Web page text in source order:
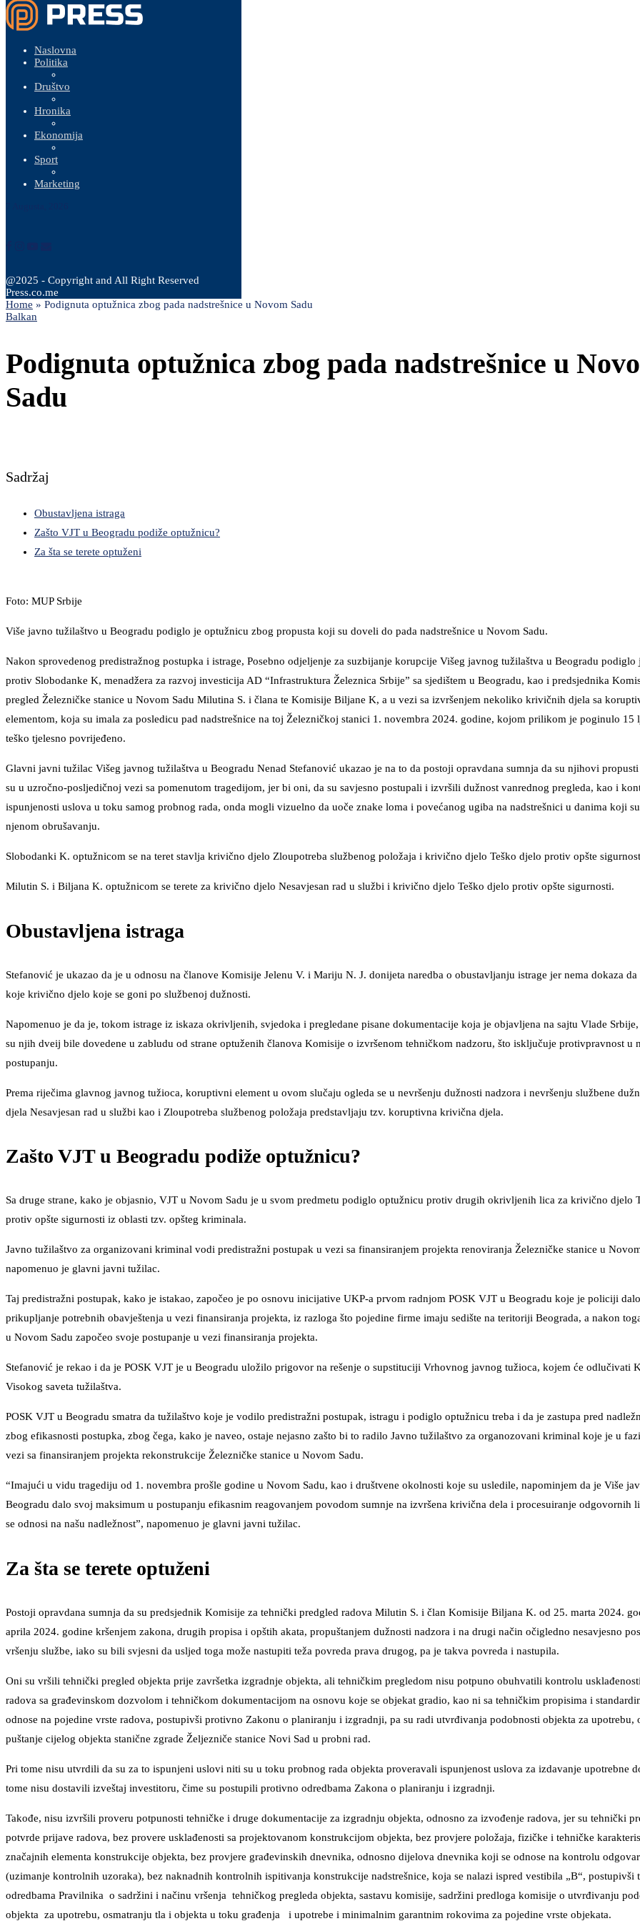
Naslovna
Politika
Društvo
Hronika
Ekonomija
Sport
Marketing
@2025 - Copyright and All Right Reserved
Press.co.me
Home » Podignuta optužnica zbog pada nadstrešnice u Novom Sadu
Balkan
Podignuta optužnica zbog pada nadstrešnice u
Sadu
Sadržaj
Obustavljena istraga
Zašto VJT u Beogradu podiže optužnicu?
Za šta se terete optuženi
Foto: MUP Srbije
Više javno tužilaštvo u Beogradu podiglo je optužnicu zbog propusta koji su doveli do pada nadstrešnice u Novom Sadu.
Nakon sprovedenog predistražnog postupka i istrage, Posebno odjeljenje za suzbijanje korupcije Višeg javnog tužilaštva u Beogradu podiglo
protiv Slobodanke K, menadžera za razvoj investicija AD “Infrastruktura Železnica Srbije” sa sjedištem u Beogradu, kao i predsjednika
pregled Železničke stanice u Novom Sadu Milutina S. i člana te Komisije Biljane K, a u vezi sa izvršenjem nekoliko krivičnih djela sa
elementom, koja su imala za posledicu pad nadstrešnice na toj Železničkoj stanici 1. novembra 2024. godine, kojom prilikom je poginulo 15
teško tjelesno povrijeđeno.
Glavni javni tužilac Višeg javnog tužilaštva u Beogradu Nenad Stefanović ukazao je na to da postoji opravdana sumnja da su njihovi
su u uzročno-posljedičnoj vezi sa pomenutom tragedijom, jer bi oni, da su savjesno postupali i izvršili dužnost vanrednog pregleda, kao i
ispunjenosti uslova u toku samog probnog rada, onda mogli vizuelno da uoče znake loma i povećanog ugiba na nadstrešnici u danima koji
njenom obrušavanju.
Slobodanki K. optužnicom se na teret stavlja krivično djelo Zloupotreba službenog položaja i krivično djelo Teško djelo protiv opšte
Milutin S. i Biljana K. optužnicom se terete za krivično djelo Nesavjesan rad u službi i krivično djelo Teško djelo protiv opšte sigurnosti.
Obustavljena istraga
Stefanović je ukazao da je u odnosu na članove Komisije Jelenu V. i Mariju N. J. donijeta naredba o obustavljanju istrage jer nema dokaza
koje krivično djelo koje se goni po službenoj dužnosti.
Napomenuo je da je, tokom istrage iz iskaza okrivljenih, svjedoka i pregledane pisane dokumentacije koja je objavljena na sajtu Vlade
su njih dveij bile dovedene u zabludu od strane optuženih članova Komisije o izvršenom tehničkom nadzoru, što isključuje protivpravnost u
postupanju.
Prema riječima glavnog javnog tužioca, koruptivni element u ovom slučaju ogleda se u nevršenju dužnosti nadzora i nevršenju službene
djela Nesavjesan rad u službi kao i Zloupotreba službenog položaja predstavljaju tzv. koruptivna krivična djela.
Zašto VJT u Beogradu podiže optužnicu?
Sa druge strane, kako je objasnio, VJT u Novom Sadu je u svom predmetu podiglo optužnicu protiv drugih okrivljenih lica za krivično djelo
protiv opšte sigurnosti iz oblasti tzv. opšteg kriminala.
Javno tužilaštvo za organizovani kriminal vodi predistražni postupak u vezi sa finansiranjem projekta renoviranja Železničke stanice u
napomenuo je glavni javni tužilac.
Taj predistražni postupak, kako je istakao, započeo je po osnovu inicijative UKP-a prvom radnjom POSK VJT u Beogradu koje je policiji
prikupljanje potrebnih obavještenja u vezi finansiranja projekta, iz razloga što pojedine firme imaju sedište na teritoriji Beograda, a nakon
u Novom Sadu započeo svoje postupanje u vezi finansiranja projekta.
Stefanović je rekao i da je POSK VJT je u Beogradu uložilo prigovor na rešenje o supstituciji Vrhovnog javnog tužioca, kojem će odlučivati
Visokog saveta tužilaštva.
POSK VJT u Beogradu smatra da tužilaštvo koje je vodilo predistražni postupak, istragu i podiglo optužnicu treba i da je zastupa pred
zbog efikasnosti postupka, zbog čega, kako je naveo, ostaje nejasno zašto bi to radilo Javno tužilaštvo za organozovani kriminal koje je u
vezi sa finansiranjem projekta rekonstrukcije Železničke stanice u Novom Sadu.
“Imajući u vidu tragediju od 1. novembra prošle godine u Novom Sadu, kao i društvene okolnosti koje su usledile, napominjem da je Više
Beogradu dalo svoj maksimum u postupanju efikasnim reagovanjem povodom sumnje na izvršena krivična dela i procesuiranje odgovornih
se odnosi na našu nadležnost”, napomenuo je glavni javni tužilac.
Za šta se terete optuženi
Postoji opravdana sumnja da su predsjednik Komisije za tehnički predgled radova Milutin S. i član Komisije Biljana K. od 25. marta 2024.
aprila 2024. godine kršenjem zakona, drugih propisa i opštih akata, propuštanjem dužnosti nadzora i na drugi način očigledno nesavjesno
vršenju službe, iako su bili svjesni da usljed toga može nastupiti teža povreda prava drugog, pa je takva povreda i nastupila.
Oni su vršili tehnički pregled objekta prije završetka izgradnje objekta, ali tehničkim pregledom nisu potpuno obuhvatili kontrolu
radova sa građevinskom dozvolom i tehničkom dokumentacijom na osnovu koje se objekat gradio, kao ni sa tehničkim propisima i
odnose na pojedine vrste radova, postupivši protivno Zakonu o planiranju i izgradnji, pa su radi utvrđivanja podobnosti objekta za upotrebu,
puštanje cijelog objekta stanične zgrade Željezniče stanice Novi Sad u probni rad.
Pri tome nisu utvrdili da su za to ispunjeni uslovi niti su u toku probnog rada objekta proveravali ispunjenost uslova za izdavanje upotrebne
tome nisu dostavili izveštaj investitoru, čime su postupili protivno odredbama Zakona o planiranju i izgradnji.
Takođe, nisu izvršili proveru potpunosti tehničke i druge dokumentacije za izgradnju objekta, odnosno za izvođenje radova, jer su tehnički
potvrde prijave radova, bez provere usklađenosti sa projektovanom konstrukcijom objekta, bez provjere položaja, fizičke i tehničke
značajnih elementa konstrukcije objekta, bez provjere građevinskih dnevnika, odnosno dijelova dnevnika koji se odnose na kontrolu
(uzimanje kontrolnih uzoraka), bez naknadnih kontrolnih ispitivanja konstrukcije nadstrešnice, koja se nalazi ispred vestibila „B“, postupivši
odredbama Pravilnika o sadržini i načinu vršenja tehničkog pregleda objekta, sastavu komisije, sadržini predloga komisije o utvrđivanju
objekta za upotrebu, osmatranju tla i objekta u toku građenja i upotrebe i minimalnim garantnim rokovima za pojedine vrste objekata.